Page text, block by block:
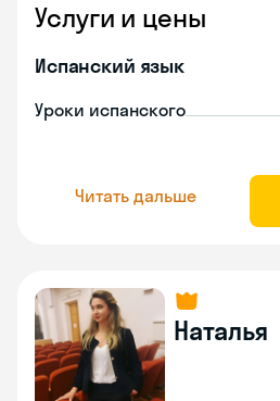
Услуги и цены
Испанский язык
Уроки испанского
Читать дальше
Наталья